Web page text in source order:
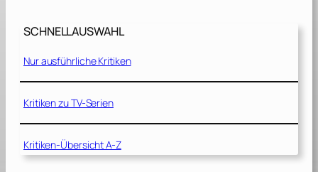
e
b
e
s
d
e
SCHNELLAUSWAHL
Nur ausführliche Kritiken
Kritiken zu TV-Serien
Kritiken-Übersicht A-Z